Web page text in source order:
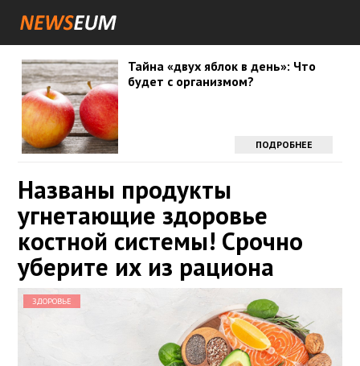
Тайна «двух яблок в день»: Что
будет с организмом?
ПОДРОБНЕЕ
Названы продукты
угнетающие здоровье
костной системы! Срочно
уберите их из рациона
ЗДОРОВЬЕ